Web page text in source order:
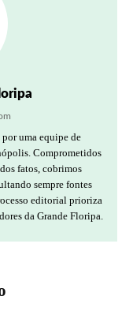
uma equipe de
Comprometidos
fatos, cobrimos
sempre fontes
editorial prioriza
da Grande Floripa.